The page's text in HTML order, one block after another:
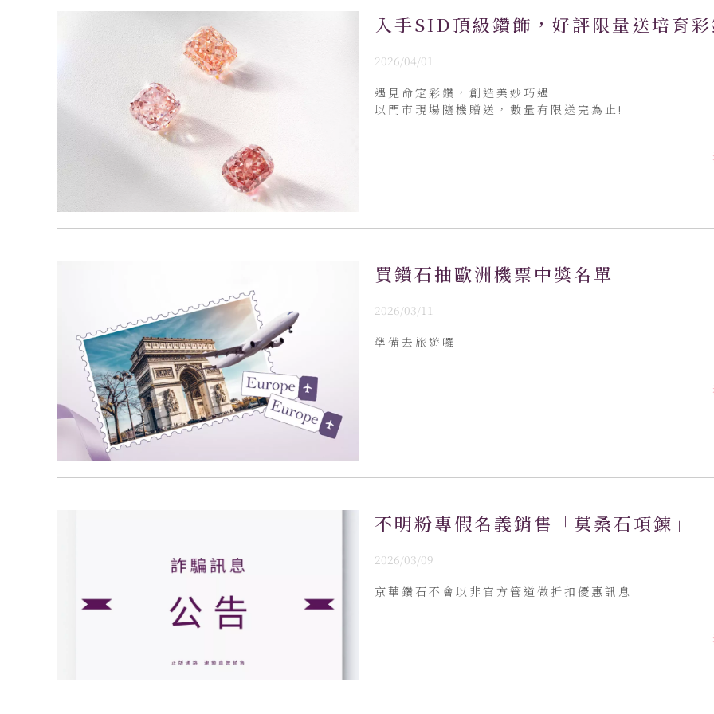
入手SID頂級鑽飾，好評限量送培育彩
2026/04/01
遇見命定彩鑽，創造美妙巧遇
以門市現場隨機贈送，數量有限送完為止!
買鑽石抽歐洲機票中獎名單
2026/03/11
準備去旅遊囉
不明粉專假名義銷售「莫桑石項鍊」
2026/03/09
京華鑽石不會以非官方管道做折扣優惠訊息